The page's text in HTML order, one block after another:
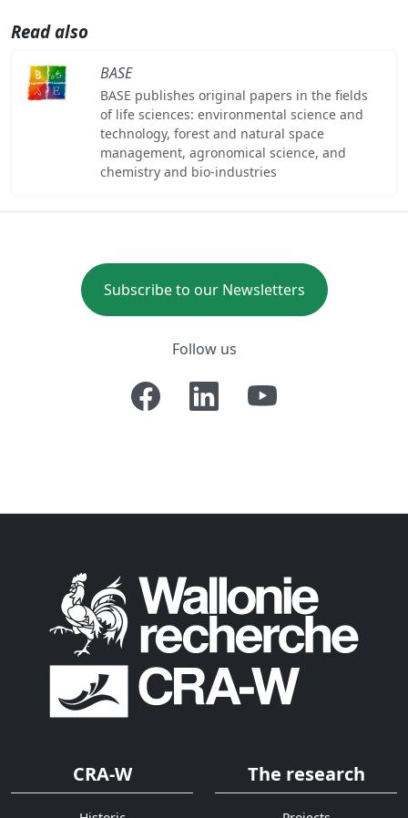
Read also
BASE
BASE publishes original papers in the fields
of life sciences: environmental science and
technology, forest and natural space
management, agronomical science, and
chemistry and bio-industries
Subscribe to our Newsletters
Follow us
CRA-W The research